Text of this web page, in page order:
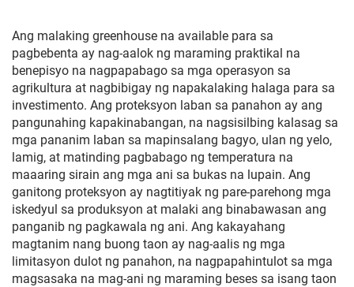
Ang malaking greenhouse na available para sa
pagbebenta ay nag-aalok ng maraming praktikal na
benepisyo na nagpapabago sa mga operasyon sa
agrikultura at nagbibigay ng napakalaking halaga para sa
investimento. Ang proteksyon laban sa panahon ay ang
pangunahing kapakinabangan, na nagsisilbing kalasag sa
mga pananim laban sa mapinsalang bagyo, ulan ng yelo,
lamig, at matinding pagbabago ng temperatura na
maaaring sirain ang mga ani sa bukas na lupain. Ang
ganitong proteksyon ay nagtitiyak ng pare-parehong mga
iskedyul sa produksyon at malaki ang binabawasan ang
panganib ng pagkawala ng ani. Ang kakayahang
magtanim nang buong taon ay nag-aalis ng mga
limitasyon dulot ng panahon, na nagpapahintulot sa mga
magsasaka na mag-ani ng maraming beses sa isang taon